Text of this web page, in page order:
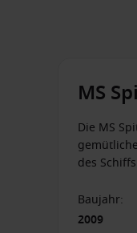
MS
Die MS
des
Baujahr:
2009